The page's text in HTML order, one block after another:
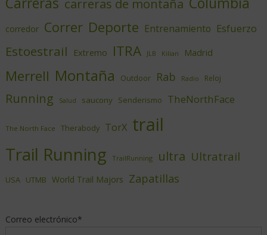
carreras de montaña
corredor Correr Deporte Entrenamiento Esfuerzo
Estoestrail Extremo ITRA JLB Kilian Madrid
Merrell Montaña Outdoor Rab Radio Reloj
Running Salud saucony Senderismo TheNorthFace
The North Face Therabody TorX trail
Trail Running TrailRunning ultra Ultratrail
USA UTMB World Trail Majors Zapatillas
Correo electrónico*